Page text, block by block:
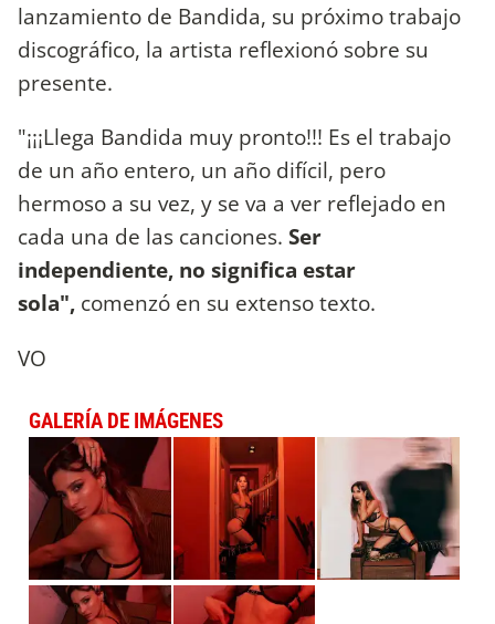
lanzamiento de Bandida, su próximo trabajo
discográfico, la artista reflexionó sobre su
presente.
"¡¡¡Llega Bandida muy pronto!!! Es el trabajo
de un año entero, un año difícil, pero
hermoso a su vez, y se va a ver reflejado en
cada una de las canciones. Ser
independiente, no significa estar
sola", comenzó en su extenso texto.
VO
GALERÍA DE IMÁGENES